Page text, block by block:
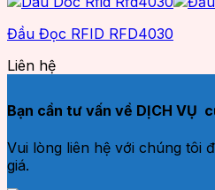
Đầu Đọc RFID RFD4030
Liên hệ
Bạn cần tư vấn về DỊCH VỤ
Vui lòng liên hệ với chúng tôi
giá.